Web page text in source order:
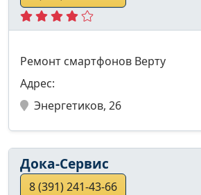
Ремонт смартфонов Верту
Адрес:
Энергетиков, 26
Дока-Сервис
8 (391) 241-43-66